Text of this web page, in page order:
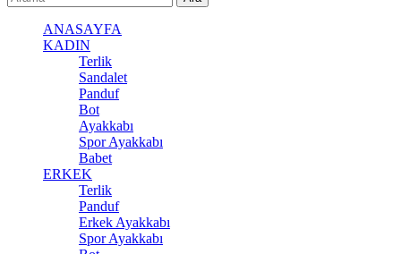
ANASAYFA
KADIN
Terlik
Sandalet
Panduf
Bot
Ayakkabı
Spor Ayakkabı
Babet
ERKEK
Terlik
Panduf
Erkek Ayakkabı
Spor Ayakkabı